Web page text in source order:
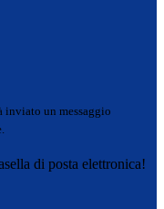
inviato un messaggio
di posta elettronica!